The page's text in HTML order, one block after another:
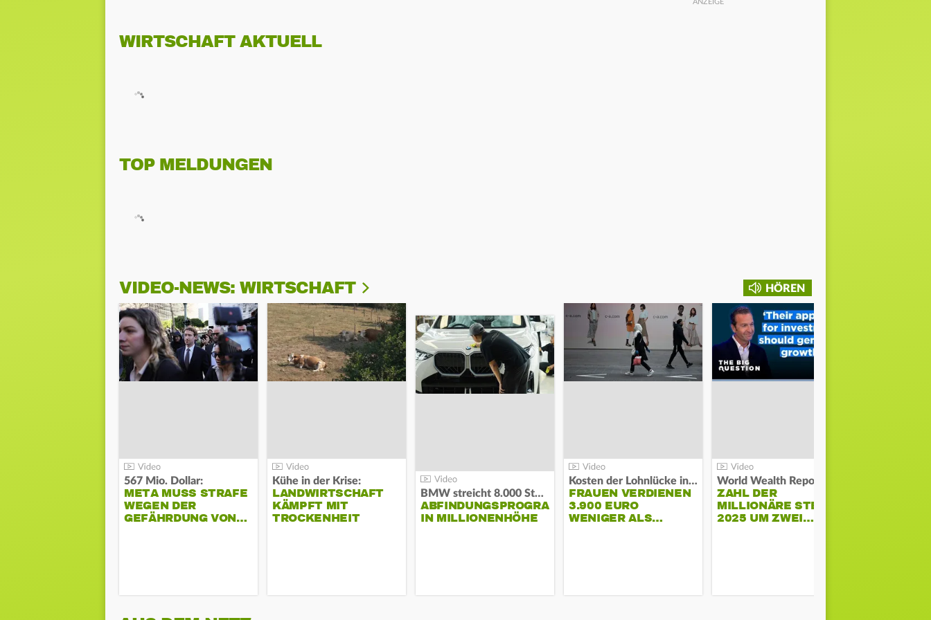
WIRTSCHAFT AKTUELL
TOP MELDUNGEN
HÖREN
VIDEO-NEWS: WIRTSCHAFT
567 Mio. Dollar:
META MUSS STRAFE
WEGEN DER
GEFÄHRDUNG VON…
Kühe in der Krise:
LANDWIRTSCHAFT
KÄMPFT MIT
TROCKENHEIT
BMW streicht 8.000 Stellen:
ABFINDUNGSPROGRAMM
IN MILLIONENHÖHE
Kosten der Lohnlücke in der EU:
FRAUEN VERDIENEN
3.900 EURO
WENIGER ALS…
World Wealth Report:
ZAHL DER
MILLIONÄRE STEIGT
2025 UM ZWEI…